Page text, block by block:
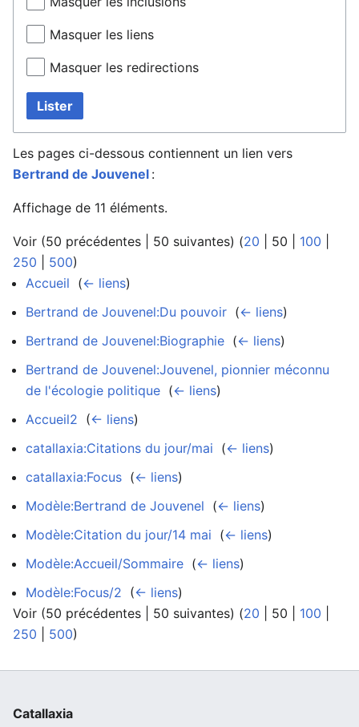
Masquer les liens
Masquer les redirections
Lister
Les pages ci-dessous contiennent un lien vers
Bertrand de Jouvenel :
Affichage de 11 éléments.
Voir (50 précédentes 50 suivantes) (20 50 100
250
500)
Accueil (← liens)
Bertrand de Jouvenel:Du pouvoir (← liens)
Bertrand de Jouvenel:Biographie (← liens)
Bertrand de Jouvenel:Jouvenel, pionnier méconnu
de l'écologie politique (← liens)
Accueil2 (← liens)
catallaxia:Citations du jour/mai (← liens)
catallaxia:Focus (← liens)
Modèle:Bertrand de Jouvenel (← liens)
Modèle:Citation du jour/14 mai (← liens)
Modèle:Accueil/Sommaire (← liens)
Modèle:Focus/2 (← liens)
Voir (50 précédentes 50 suivantes) (20 50 100
250
500)
Catallaxia